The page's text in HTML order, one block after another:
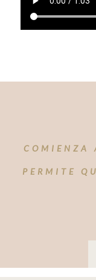
COMIENZA
PERMITE